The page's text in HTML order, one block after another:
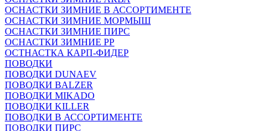
ОСНАСТКИ ЗИМНИЕ В АССОРТИМЕНТЕ
ОСНАСТКИ ЗИМНИЕ МОРМЫШ
ОСНАСТКИ ЗИМНИЕ ПИРС
ОСНАСТКИ ЗИМНИЕ РР
ОСТНАСТКА КАРП-ФИДЕР
ПОВОДКИ
ПОВОДКИ DUNAEV
ПОВОДКИ BALZER
ПОВОДКИ MIKADO
ПОВОДКИ KILLER
ПОВОДКИ В АССОРТИМЕНТЕ
ПОВОДКИ ПИРС